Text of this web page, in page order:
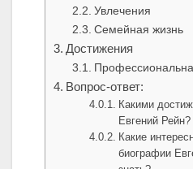
Увлечения
Семейная жизнь
Достижения
Вопрос-ответ:
Какими
Евгений Рейн?
Какие
биографии